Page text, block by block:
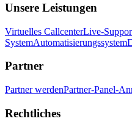
Unsere Leistungen
Virtuelles CallcenterLive-
SystemAutomatisierungssystem
Partner
Partner werdenPartner-Panel-
Rechtliches